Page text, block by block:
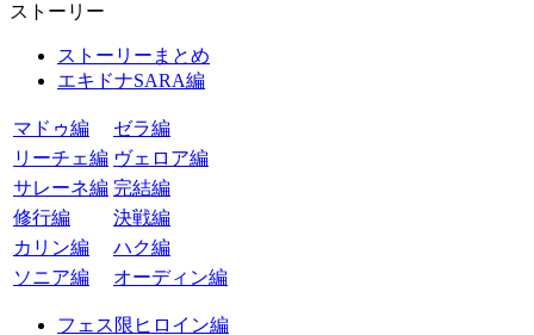
ストーリー
ストーリーまとめ
エキドナSARA編
マドゥ編
ゼラ編
リーチェ編 ヴェロア編
サレーネ編 完結編
修行編
決戦編
カリン編
ハク編
ソニア編
オーディン編
フェス限ヒロイン編